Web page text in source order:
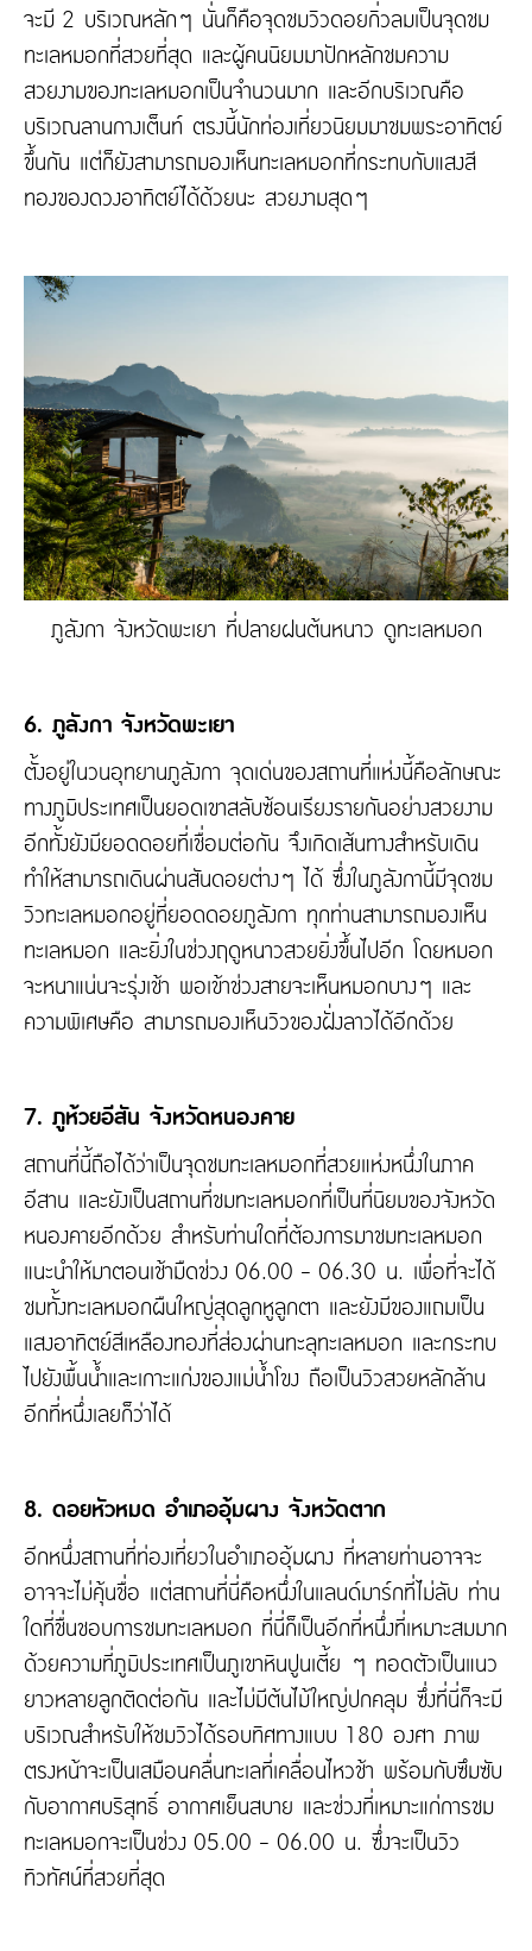
จะมี 2 บริเวณหลักๆ นั่นก็คือจุดชมวิวดอยกิ่วลมเป็นจุดชม
ทะเลหมอกที่สวยที่สุด และผู้คนนิยมมาปักหลักชมความ
สวยงามของทะเลหมอกเป็นจำนวนมาก และอีกบริเวณคือ
บริเวณลานกางเต็นท์ ตรงนี้นักท่องเที่ยวนิยมมาชมพระอาทิตย์
ขึ้นกัน แต่ก็ยังสามารถมองเห็นทะเลหมอกที่กระทบกับแสงสี
ทองของดวงอาทิตย์ได้ด้วยนะ สวยงามสุดๆ
ภูลังกา จังหวัดพะเยา ที่ปลายฝนต้นหนาว ดูทะเลหมอก
6. ภูลังกา จังหวัดพะเยา
ตั้งอยู่ในวนอุทยานภูลังกา จุดเด่นของสถานที่แห่งนี้คือลักษณะ
ทางภูมิประเทศเป็นยอดเขาสลับซ้อนเรียงรายกันอย่างสวยงาม
อีกทั้งยังมียอดดอยที่เชื่อมต่อกัน จึงเกิดเส้นทางสำหรับเดิน
ทำให้สามารถเดินผ่านสันดอยต่างๆ ได้ ซึ่งในภูลังกานี้มีจุดชม
วิวทะเลหมอกอยู่ที่ยอดดอยภูลังกา ทุกท่านสามารถมองเห็น
ทะเลหมอก และยิ่งในช่วงฤดูหนาวสวยยิ่งขึ้นไปอีก โดยหมอก
จะหนาแน่นจะรุ่งเช้า พอเข้าช่วงสายจะเห็นหมอกบางๆ และ
ความพิเศษคือ สามารถมองเห็นวิวของฝั่งลาวได้อีกด้วย
7. ภูห้วยอีสัน จังหวัดหนองคาย
สถานที่นี้ถือได้ว่าเป็นจุดชมทะเลหมอกที่สวยแห่งหนึ่งในภาค
อีสาน และยังเป็นสถานที่ชมทะเลหมอกที่เป็นที่นิยมของจังหวัด
หนองคายอีกด้วย สำหรับท่านใดที่ต้องการมาชมทะเลหมอก
แนะนำให้มาตอนเช้ามืดช่วง 06.00 - 06.30 น. เพื่อที่จะได้
ชมทั้งทะเลหมอกผืนใหญ่สุดลูกหูลูกตา และยังมีของแถมเป็น
แสงอาทิตย์สีเหลืองทองที่ส่องผ่านทะลุทะเลหมอก และกระทบ
ไปยังพื้นน้ำและเกาะแก่งของแม่น้ำโขง ถือเป็นวิวสวยหลักล้าน
อีกที่หนึ่งเลยก็ว่าได้
8. ดอยหัวหมด อำเภออุ้มผาง จังหวัดตาก
อีกหนึ่งสถานที่ท่องเที่ยวในอำเภออุ้มผาง ที่หลายท่านอาจจะ
อาจจะไม่คุ้นชื่อ แต่สถานที่นี่คือหนึ่งในแลนด์มาร์กที่ไม่ลับ ท่าน
ใดที่ชื่นชอบการชมทะเลหมอก ที่นี่ก็เป็นอีกที่หนึ่งที่เหมาะสมมาก
ด้วยความที่ภูมิประเทศเป็นภูเขาหินปูนเตี้ย ๆ ทอดตัวเป็นแนว
ยาวหลายลูกติดต่อกัน และไม่มีต้นไม้ใหญ่ปกคลุม ซึ่งที่นี่ก็จะมี
บริเวณสำหรับให้ชมวิวได้รอบทิศทางแบบ 180 องศา ภาพ
ตรงหน้าจะเป็นเสมือนคลื่นทะเลที่เคลื่อนไหวช้า พร้อมกับซึมซับ
กับอากาศบริสุทธิ์ อากาศเย็นสบาย และช่วงที่เหมาะแก่การชม
ทะเลหมอกจะเป็นช่วง 05.00 - 06.00 น. ซึ่งจะเป็นวิว
ทิวทัศน์ที่สวยที่สุด